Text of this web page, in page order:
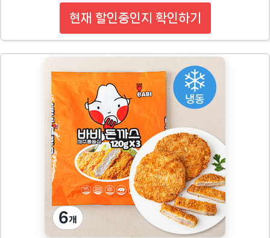
현재 할인중인지 확인하기